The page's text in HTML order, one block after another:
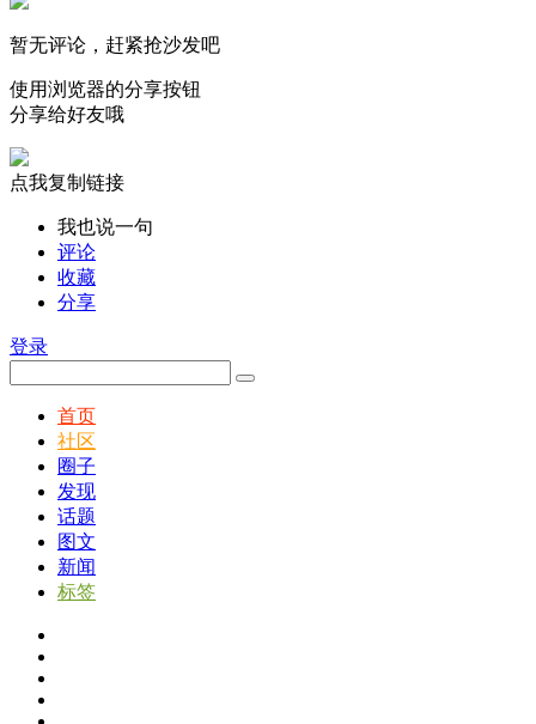
暂无评论，赶紧抢沙发吧
使用浏览器的分享按钮
分享给好友哦
点我复制链接
我也说一句
评论
收藏
分享
登录
首页
社区
圈子
发现
话题
图文
新闻
标签